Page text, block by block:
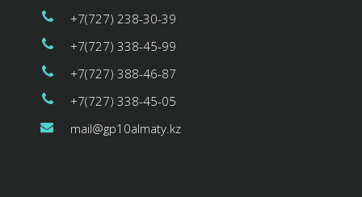
+7(727) 238-30-39
+7(727) 338-45-99
+7(727) 388-46-87
+7(727) 338-45-05
mail@gp10almaty.kz